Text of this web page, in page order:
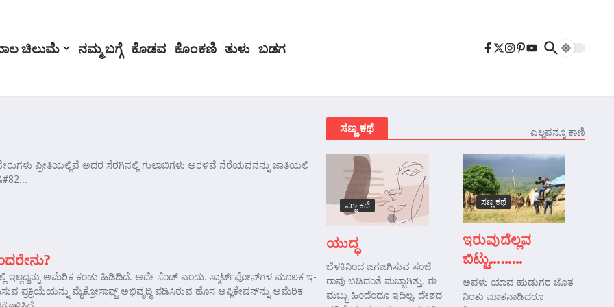
ಚಿಲುಮೆ ನಮ್ಮ ಬಗ್ಗೆ ಕೊಡವ ಕೊಂಕಣಿ ತುಳು ಬಡಗ
ಪ್ರೀತಿಯಲ್ಲಿವೆ ಅದರ ಸೆರಗಿನಲ್ಲಿ ಗುಲಾಬಿಗಳು ಅರಳಿವೆ ನೆರೆಯವನನ್ನು ಜಾತಿಯಲಿ
ಇಲ್ಲದ್ದನ್ನು ಅಮೆರಿಕ ಕಂಡು ಹಿಡಿದಿದೆ. ಅದೇ ಸೆಂಡ್ ಎಂದು. ಸ್ಮಾರ್ಟ್‌ಫೋನ್‌ಗಳ ಮೂಲಕ ಇ-
ಪ್ರಕ್ರಿಯೆಯನ್ನು ಮೈಕ್ರೋಸಾಫ್ಟ್ ಅಭಿವೃದ್ಧಿ ಪಡಿಸಿರುವ ಹೊಸ ಅಪ್ಲಿಕೇಷನ್‌ನ್ನು ಅಮೆರಿಕ
ಸಣ್ಣ ಕಥೆ ಎಲ್ಲವನ್ನೂ ಕಾಣಿ
ಸಣ್ಣ ಕಥೆ
ಯುದ್ಧ
ಬೆಳಕಿನಿಂದ ಜಗಜಗಿಸುವ ಸಂಜೆ
ರಾವು ಬಡಿದಂತೆ ಮಬ್ಬಾಗಿತ್ತು. ಈ
ಮಬ್ಬು ಹಿಂದೆಂದೂ ಇದಿಲ್ಲ. ದೇಶದ
ಸಣ್ಣ ಕಥೆ
ಇರುವುದೆಲ್ಲವ
ಬಿಟ್ಟು………
ಅವಳು ಯಾವ ಹುಡುಗರ ಜೊತ
ನಿಂತು ಮಾತನಾಡಿದರೂ